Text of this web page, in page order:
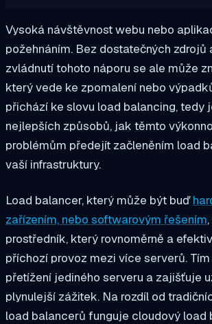
Vysoká návštěvnost webu nebo
požehnáním. Bez dostatečných zdrojů
zvládnutí tohoto náporu se ale může
který vede ke zpomalení nebo
přichází ke slovu load balancing, tedy
nejlepších způsobů, jak těmto
problémům předejít začleněním load
vaší infrastruktury.
Load balancer, který může být buď
zařízením, nebo softwarovým řešením
prostředník, který rovnoměrně a
příchozí provoz mezi více serverů.
přetížení jediného serveru a zajišťuje
plynulejší zážitek. Na rozdíl od
load balancerů funguje cloudový load